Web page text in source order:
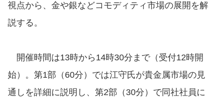
視点から、金や銀などコモディティ市場の展開を解
説する。
開催時間は13時から14時30分まで（受付12時開
始）。第1部（60分）では江守氏が貴金属市場の見
通しを詳細に説明し、第2部（30分）で同社社員に